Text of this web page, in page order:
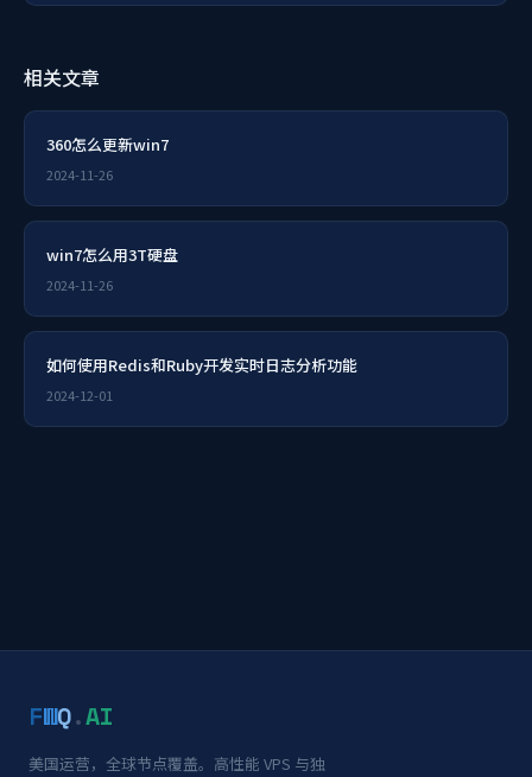
相关文章
360怎么更新win7
2024-11-26
win7怎么用3T硬盘
2024-11-26
如何使用Redis和Ruby开发实时日志分析功能
2024-12-01
FWQ.AI
美国运营，全球节点覆盖。高性能 VPS 与独